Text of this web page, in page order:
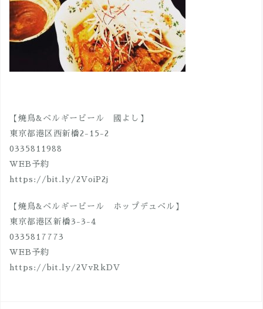
【焼鳥&ベルギービール 國よし】
東京都港区西新橋2-15-2
0335811988
WEB予約
https://bit.ly/2VoiP2j
【焼鳥&ベルギービール ホップデュベル】
東京都港区新橋3-3-4
0335817773
WEB予約
https://bit.ly/2VvRkDV